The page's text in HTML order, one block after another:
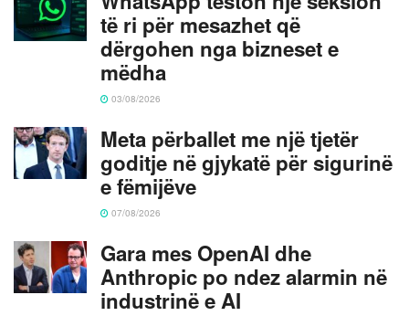
të ri për mesazhet që
dërgohen nga bizneset e
mëdha
03/08/2026
Meta përballet me një tjetër
goditje në gjykatë për sigurinë
e fëmijëve
07/08/2026
Gara mes OpenAI dhe
Anthropic po ndez alarmin në
industrinë e AI